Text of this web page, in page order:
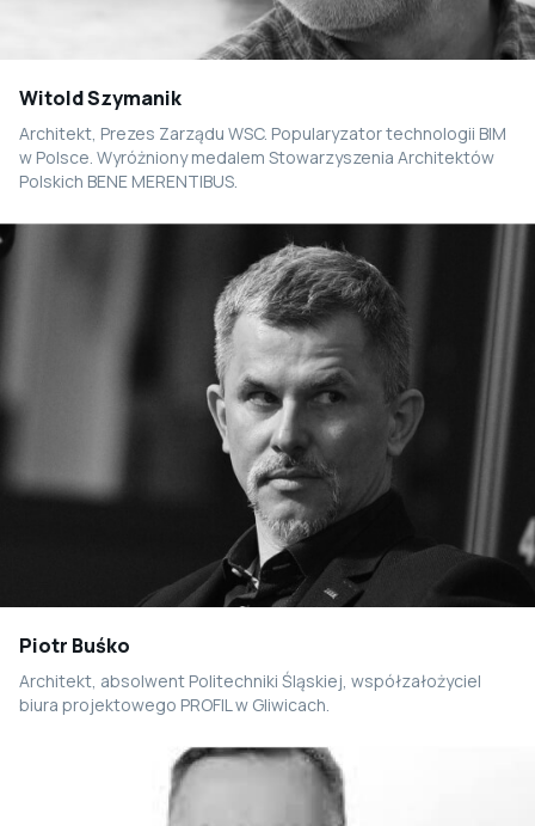
Witold Szymanik
Architekt, Prezes Zarządu WSC. Popularyzator technologii BIM
w Polsce. Wyróżniony medalem Stowarzyszenia Architektów
Polskich BENE MERENTIBUS.
Piotr Buśko
Architekt, absolwent Politechniki Śląskiej, współzałożyciel
biura projektowego PROFIL w Gliwicach.